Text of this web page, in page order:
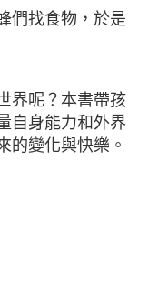
們找食物，於是
界呢？本書帶孩
自身能力和外界
的變化與快樂。